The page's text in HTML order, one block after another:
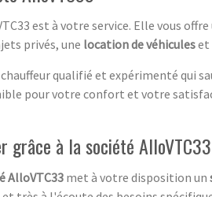
est à votre service. Elle vous
privés, une location de véhiculeset
qualifié et expérimenté qui
pour votre confort et votre
grâce à la société AlloVTC33
AlloVTC33met à votre disposition un